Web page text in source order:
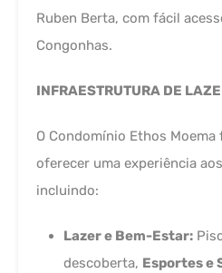
Ruben Berta, com fácil
Congonhas.
INFRAESTRUTURA DE
O Condomínio Ethos
oferecer uma experiência
incluindo:
Lazer e Bem-Estar:
descoberta, Esportes e